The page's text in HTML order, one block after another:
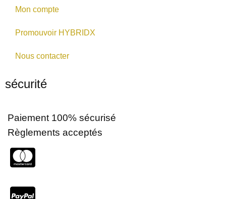
Mon compte
Promouvoir HYBRIDX
Nous contacter
sécurité
Paiement 100% sécurisé
Règlements acceptés